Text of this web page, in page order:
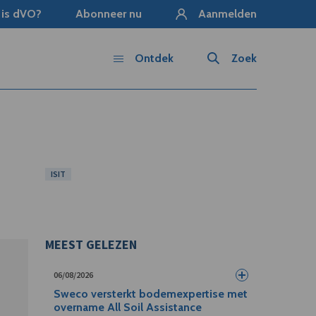
dVO? Abonneer nu Aanmelden
Zoek
Ontdek
ISIT
MEEST GELEZEN
06/08/2026
Sweco versterkt bodemexpertise met
overname All Soil Assistance